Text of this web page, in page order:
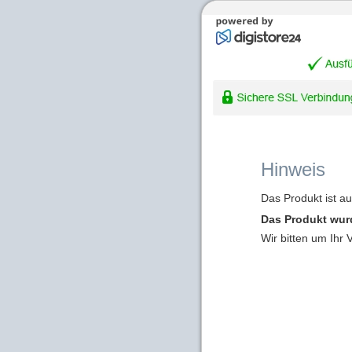
Hinweis
Das Produkt ist
Das Produkt
Wir bitten um Ihr